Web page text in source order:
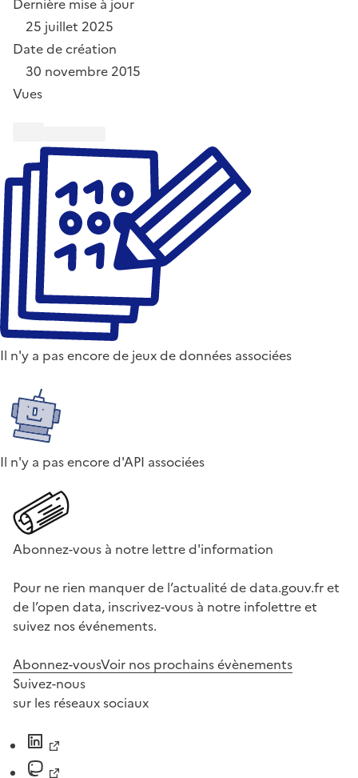
Dernière mise à jour
25 juillet 2025
Date de création
30 novembre 2015
Vues
Il n'y a pas encore de jeux de données associées
Il n'y a pas encore d'API associées
Abonnez-vous à notre lettre d'information
Pour ne rien manquer de l’actualité de data.gouv.fr et
de l’open data, inscrivez-vous à notre infolettre et
suivez nos événements.
Abonnez-vousVoir nos prochains évènements
Suivez-nous
sur les réseaux sociaux